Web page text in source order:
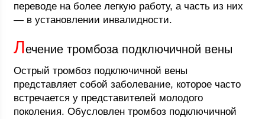
переводе на более легкую работу, а часть из них
— в установлении инвалидности.
Лечение тромбоза подключичной вены
Острый тромбоз подключичной вены
представляет собой заболевание, которое часто
встречается у представителей молодого
поколения. Обусловлен тромбоз подключичной